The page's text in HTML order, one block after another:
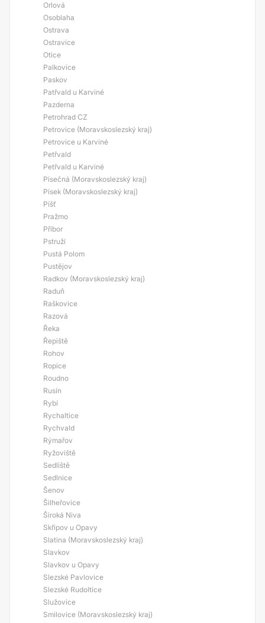
Orlová
Osoblaha
Ostrava
Ostravice
Otice
Palkovice
Paskov
Patřvald u Karviné
Pazderna
Petrohrad CZ
Petrovice (Moravskoslezský kraj)
Petrovice u Karviné
Petřvald
Petřvald u Karviné
Písečná (Moravskoslezský kraj)
Písek (Moravskoslezský kraj)
Píšť
Pražmo
Příbor
Pstruží
Pustá Polom
Pustějov
Radkov (Moravskoslezský kraj)
Raduň
Raškovice
Razová
Řeka
Řepiště
Rohov
Ropice
Roudno
Rusín
Rybí
Rychaltice
Rychvald
Rýmařov
Ryžoviště
Sedliště
Sedlnice
Šenov
Šilheřovice
Široká Niva
Skřipov u Opavy
Slatina (Moravskoslezský kraj)
Slavkov
Slavkov u Opavy
Slezské Pavlovice
Slezské Rudoltice
Služovice
Smilovice (Moravskoslezský kraj)